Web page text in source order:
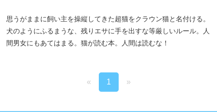
思うがままに飼い主を操縦してきた超猫をクラウン猫と名付ける。
犬のようにふるまうな、残りエサに手を出すな等厳しいルール。人
間男女にもあてはまる。猫が読む本。人間は読むな！
« 1 »